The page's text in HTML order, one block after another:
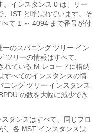
。インスタンス 0 は、リー
、IST と呼ばれています。そ
て 1 ～ 4094 まで番号が付
のスパニング ツリー イン
ツリーの情報はすべて、
れている M レコードに格納
すべてのインスタンスの情
ニング ツリー インスタンス
の数を大幅に減少でき
タンスはすべて、同じプロ
、各 MST インスタンスは